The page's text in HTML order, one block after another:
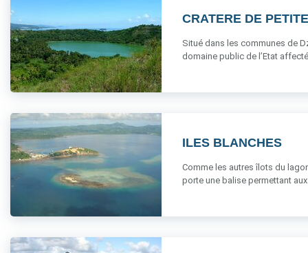
CRATERE DE
Situé dans les communes de
domaine public de l’Etat
ILES BLANCHES
Comme les autres îlots du
porte une balise permettant